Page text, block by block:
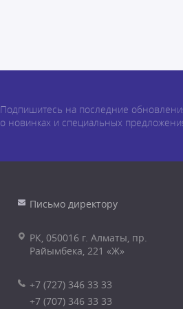
Подпишитесь на последние
о новинках и специальных
Письмо директору
РК, 050016 г. Алматы, пр.
Райымбека, 221 «Ж»
+7 (727) 346 33 33
+7 (707) 346 33 33